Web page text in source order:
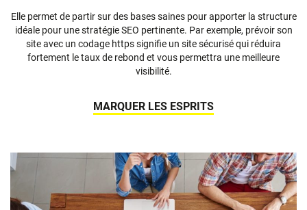
Elle permet de partir sur des bases saines pour apporter la structure
idéale pour une stratégie SEO pertinente. Par exemple, prévoir son
site avec un codage https signifie un site sécurisé qui réduira
fortement le taux de rebond et vous permettra une meilleure
visibilité.
MARQUER LES ESPRITS